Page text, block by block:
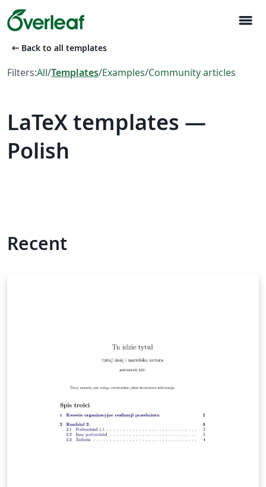
menu
arrow_left_alt Back to all templates
Filters:All/Templates/Examples/Community articles
LaTeX templates —
Polish
Recent